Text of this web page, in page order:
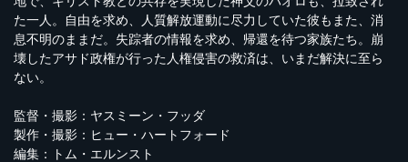
た一人。自由を求め、人質解放運動に尽力していた彼もまた、消
息不明のままだ。失踪者の情報を求め、帰還を待つ家族たち。崩
壊したアサド政権が行った人権侵害の救済は、いまだ解決に至ら
ない。
監督・撮影：ヤスミーン・フッダ
製作・撮影：ヒュー・ハートフォード
編集：トム・エルンスト